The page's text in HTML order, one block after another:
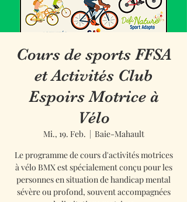
Cours de sports FFSA
et Activités Club
Espoirs Motrice à
Vélo
Mi., 19. Feb.
  |
Baie-Mahault
Le programme de cours d'activités motrices
à vélo BMX est spécialement conçu pour les
personnes en situation de handicap mental
sévère ou profond, souvent accompagnées